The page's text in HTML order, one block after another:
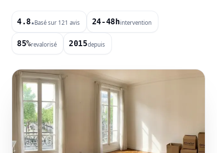
4.8★Basé sur 121 avis 24-48hintervention
85%revalorisé 2015depuis